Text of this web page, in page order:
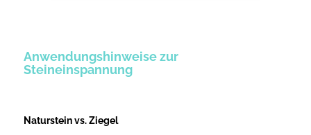
Anwendungshinweise zur
Steineinspannung
Naturstein vs. Ziegel